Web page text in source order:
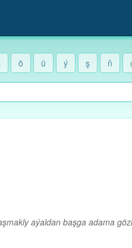
ö ü ý ş ň
aýaldan başga adama